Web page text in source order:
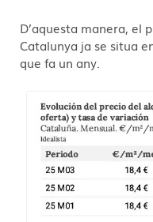
D’aquesta manera, el
Catalunya ja se situa
que fa un any.